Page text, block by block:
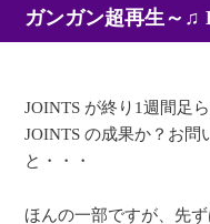
ガンガン超再生～♫
JOINTS が終り1週間足
JOINTS の成果か？お問
と・・・
ほんの一部ですが、先